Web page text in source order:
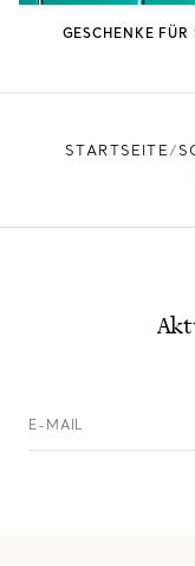
GESCHENKE FÜR
STARTSEITE
E-MAIL